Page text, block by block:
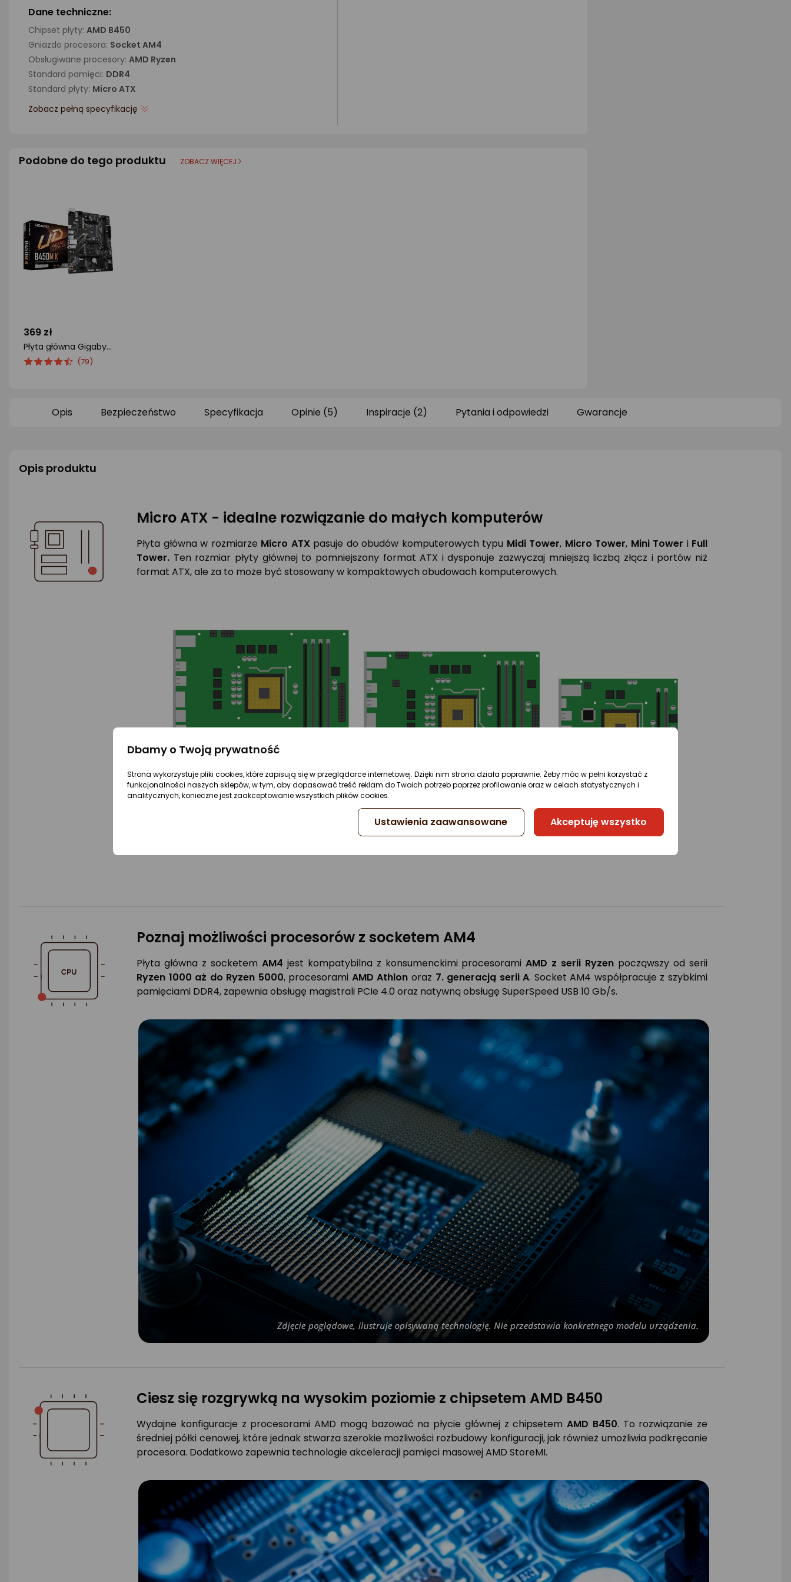
Dane techniczne:
Chipset płyty: AMD B450
Gniazdo procesora: Socket AM4
Obsługiwane procesory: AMD Ryzen
Standard pamięci: DDR4
Standard płyty: Micro ATX
Zobacz pełną specyfikację
Podobne do tego produktu ZOBACZ WIĘCEJ
369 zł
Płyta główna Gigabyte B450M K
ocena
Ocena
(79)
Opis Bezpieczeństwo Specyfikacja Opinie (5) Inspiracje (2) Pytania i odpowiedzi Gwarancje
Opis produktu
Micro ATX - idealne rozwiązanie do małych komputerów
Płyta główna w rozmiarze Micro ATX pasuje do obudów komputerowych typu Midi Tower, Micro Tower, Mini Tower i Full
Tower. Ten rozmiar płyty głównej to pomniejszony format ATX i dysponuje zazwyczaj mniejszą liczbą złącz i portów niż
format ATX, ale za to może być stosowany w kompaktowych obudowach komputerowych.
Poznaj możliwości procesorów z socketem AM4
Płyta główna z socketem AM4 jest kompatybilna z konsumenckimi procesoramiAMD z serii Ryzen począwszy od serii
Ryzen 1000 aż do Ryzen 5000, procesorami AMD Athlon oraz 7. generacją serii A. Socket AM4 współpracuje z szybkimi
pamięciami DDR4, zapewnia obsługę magistrali PCIe 4.0 oraz natywną obsługę SuperSpeed USB 10 Gb/s.
Ciesz się rozgrywką na wysokim poziomie z chipsetem AMD B450
Wydajne konfiguracje z procesorami AMD mogą bazować na płycie głównej z chipsetem AMD B450. To rozwiązanie ze
średniej półki cenowej, które jednak stwarza szerokie możliwości rozbudowy konfiguracji, jak również umożliwia podkręcanie
procesora. Dodatkowo zapewnia technologie akceleracji pamięci masowej AMD StoreMI.
Dbamy o Twoją prywatność
Strona wykorzystuje pliki cookies, które zapisują się w przeglądarce internetowej. Dzięki nim strona działa poprawnie. Żeby móc w pełni korzystać z
funkcjonalności naszych sklepów, w tym, aby dopasować treść reklam do Twoich potrzeb poprzez profilowanie oraz w celach statystycznych i
analitycznych, konieczne jest zaakceptowanie wszystkich plików cookies.
Ustawienia zaawansowane Akceptuję wszystko